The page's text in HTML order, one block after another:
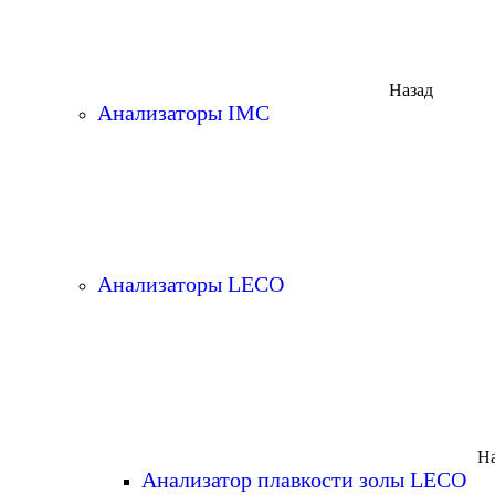
Назад
Анализаторы IMC
Анализаторы LECO
Анализатор плавкости золы LECO